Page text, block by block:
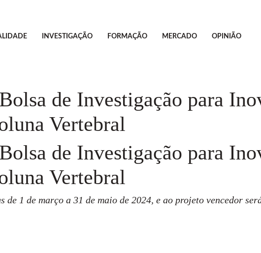
INVESTIGAÇÃO FORMAÇÃO MERCADO OPINIÃO
de Investigação para
Vertebral
de Investigação para
Vertebral
de 1 de março a 31 de maio de 2024, e ao projeto vencedor